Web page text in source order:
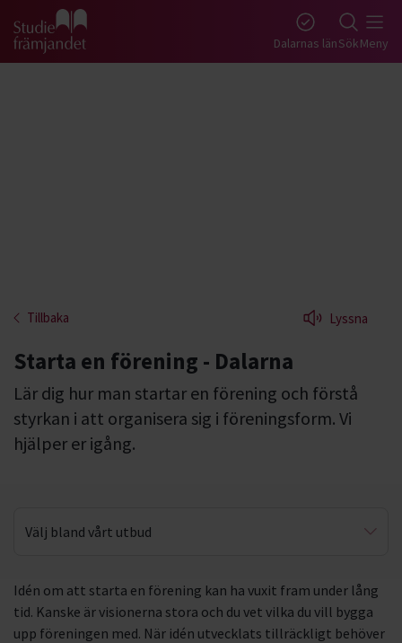
Gå till studiefrämjandets startsida Dalarnas länSökMeny
Tillbaka Lyssna
Starta en förening - Dalarna
Lär dig hur man startar en förening och förstå
styrkan i att organisera sig i föreningsform. Vi
hjälper er igång.
Välj bland vårt utbud
Idén om att starta en förening kan ha vuxit fram under lång
tid. Kanske är visionerna stora och du vet vilka du vill bygga
upp föreningen med. När idén utvecklats tillräckligt behöver